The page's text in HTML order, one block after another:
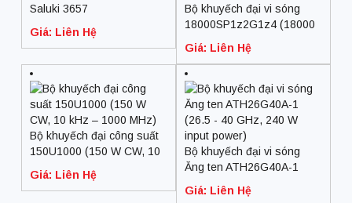
Saluki 3657
Giá: Liên Hệ
Bộ khuyếch đại vi sóng
18000SP1z2G1z4 (18000
Giá: Liên Hệ
Bộ khuyếch đại công suất
150U1000 (150 W CW, 10
Giá: Liên Hệ
Bộ khuyếch đại vi sóng
Ăng ten ATH26G40A-1
input power)
Giá: Liên Hệ